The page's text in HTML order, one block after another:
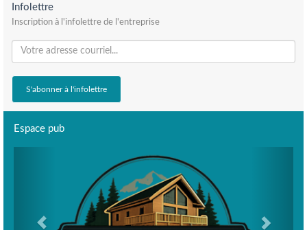
Infolettre
Inscription à l'infolettre de l'entreprise
Espace pub